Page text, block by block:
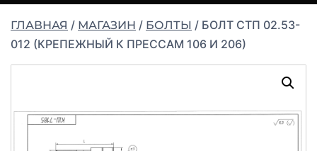
ГЛАВНАЯ / МАГАЗИН / БОЛТЫ / БОЛТ СТП 02.53-
012 (КРЕПЕЖНЫЙ К ПРЕССАМ 106 И 206)